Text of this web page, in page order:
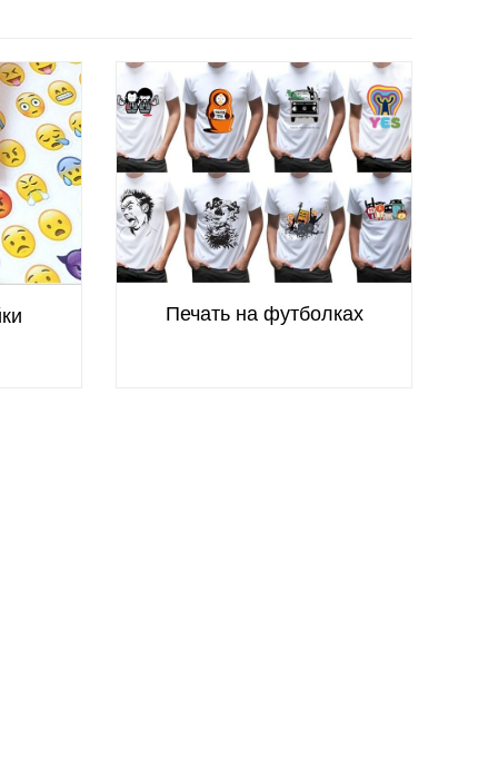
Вернусь с еще большим
Печать на футболках